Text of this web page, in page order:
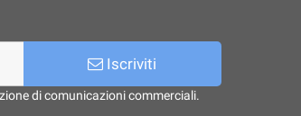
Iscriviti
di comunicazioni commerciali.